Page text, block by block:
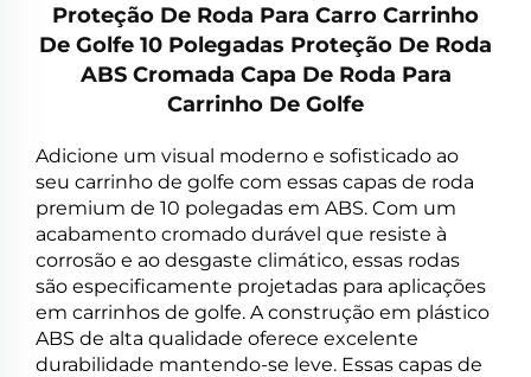
Proteção De Roda Para Carro Carrinho
De Golfe 10 Polegadas Proteção De Roda
ABS Cromada Capa De Roda Para
Carrinho De Golfe
Adicione um visual moderno e sofisticado ao
seu carrinho de golfe com essas capas de roda
premium de 10 polegadas em ABS. Com um
acabamento cromado durável que resiste à
corrosão e ao desgaste climático, essas rodas
são especificamente projetadas para aplicações
em carrinhos de golfe. A construção em plástico
ABS de alta qualidade oferece excelente
durabilidade mantendo-se leve. Essas capas de